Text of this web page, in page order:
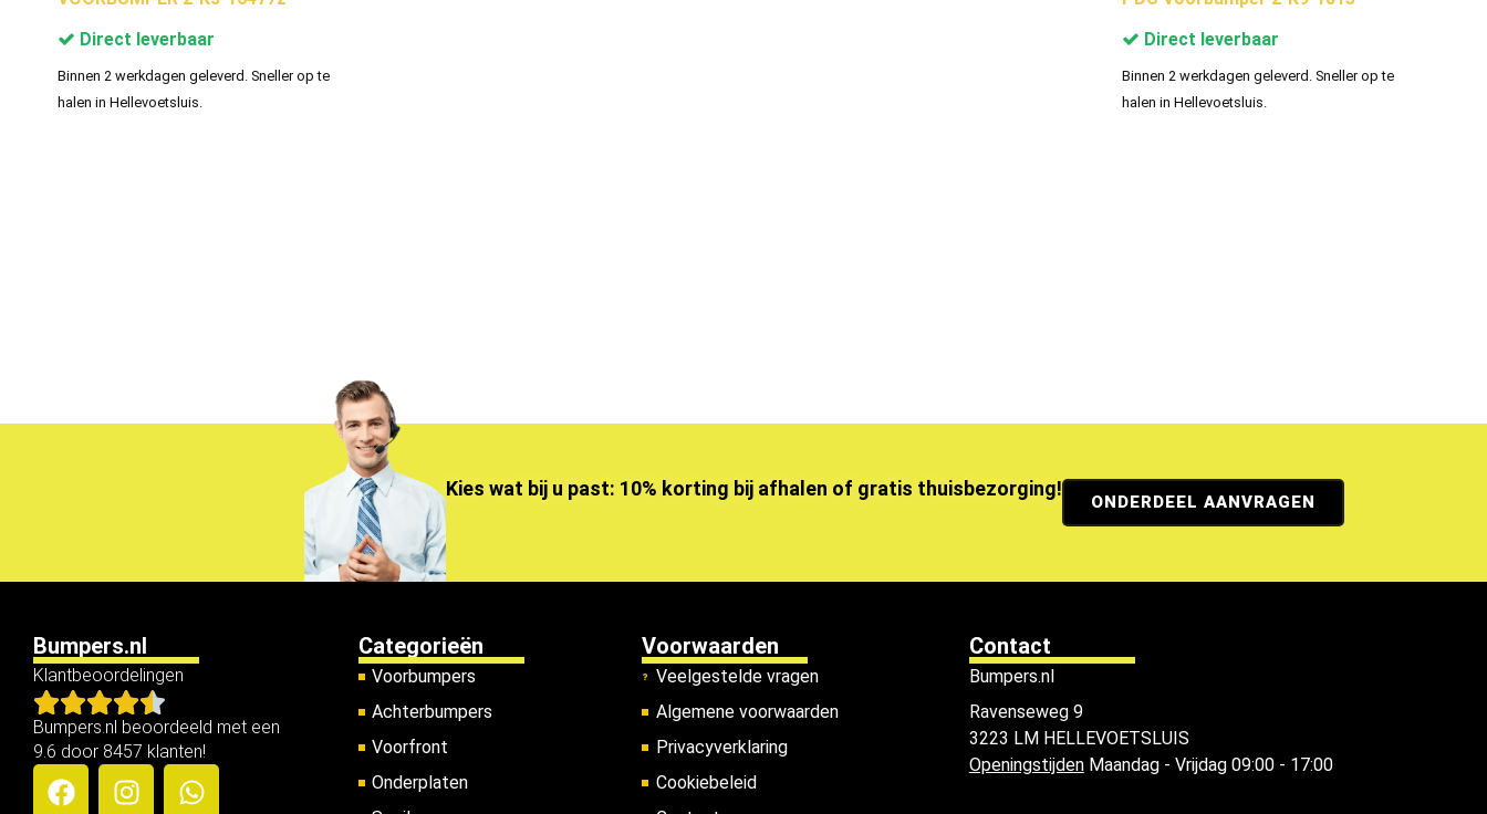
Direct leverbaar
Binnen 2 werkdagen geleverd. Sneller op te
halen in Hellevoetsluis.
Direct leverbaar
Binnen 2 werkdagen geleverd. Sneller op te
halen in Hellevoetsluis.
Kies wat bij u past: 10% korting bij afhalen of gratis thuisbezorging!
ONDERDEEL AANVRAGEN
Bumpers.nl
Klantbeoordelingen
Bumpers.nl beoordeeld met een
9.6 door 8457 klanten!
Categorieën
Voorbumpers
Achterbumpers
Voorfront
Onderplaten
Voorwaarden
Veelgestelde vragen
Algemene voorwaarden
Privacyverklaring
Cookiebeleid
Contact
Bumpers.nl
Ravenseweg 9
3223 LM HELLEVOETSLUIS
OpeningstijdenMaandag - Vrijdag 09:00 - 17:00